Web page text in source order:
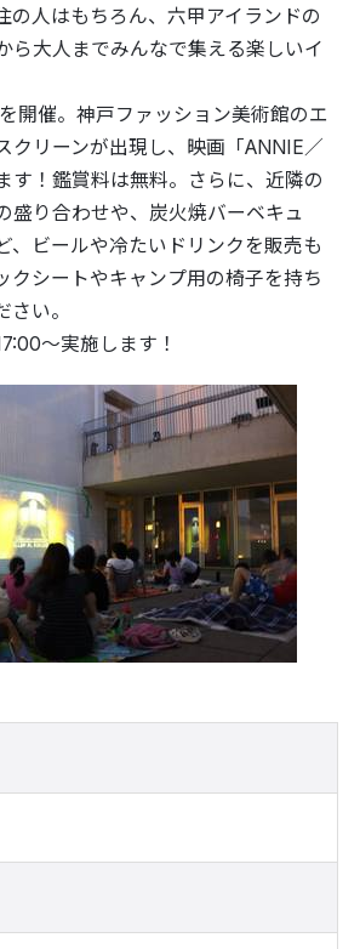
の人はもちろん、六甲アイランドの
ら大人までみんなで集える楽しいイ
開催。神戸ファッション美術館のエ
クリーンが出現し、映画「ANNIE／
す！鑑賞料は無料。さらに、近隣の
盛り合わせや、炭火焼バーベキュ
、ビールや冷たいドリンクを販売も
クシートやキャンプ用の椅子を持ち
い。
〜実施します！